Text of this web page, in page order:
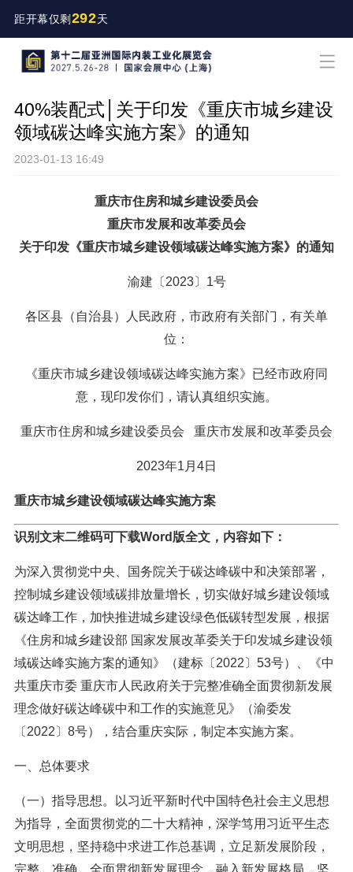
距开幕仅剩 292天
40%装配式│关于印发《重庆市城乡建设
领域碳达峰实施方案》的通知
2023-01-13 16:49
重庆市住房和城乡建设委员会
重庆市发展和改革委员会
关于印发《重庆市城乡建设领域碳达峰实施方案》的通知
渝建〔2023〕1号
各区县（自治县）人民政府，市政府有关部门，有关单
位：
《重庆市城乡建设领域碳达峰实施方案》已经市政府同
意，现印发你们，请认真组织实施。
重庆市住房和城乡建设委员会 重庆市发展和改革委员会
2023年1月4日
重庆市城乡建设领域碳达峰实施方案
识别文末二维码可下载Word版全文，内容如下：
为深入贯彻党中央、国务院关于碳达峰碳中和决策部署，
控制城乡建设领域碳排放量增长，切实做好城乡建设领域
碳达峰工作，加快推进城乡建设绿色低碳转型发展，根据
《住房和城乡建设部 国家发展改革委关于印发城乡建设领
域碳达峰实施方案的通知》（建标〔2022〕53号）、《中
共重庆市委 重庆市人民政府关于完整准确全面贯彻新发展
理念做好碳达峰碳中和工作的实施意见》（渝委发
〔2022〕8号），结合重庆实际，制定本实施方案。
一、总体要求
（一）指导思想。以习近平新时代中国特色社会主义思想
为指导，全面贯彻党的二十大精神，深学笃用习近平生态
文明思想，坚持稳中求进工作总基调，立足新发展阶段，